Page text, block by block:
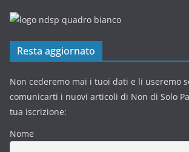
Resta aggiornato
Non cederemo mai i tuoi dati e li useremo
comunicarti i nuovi articoli di Non di Solo
tua iscrizione:
Nome